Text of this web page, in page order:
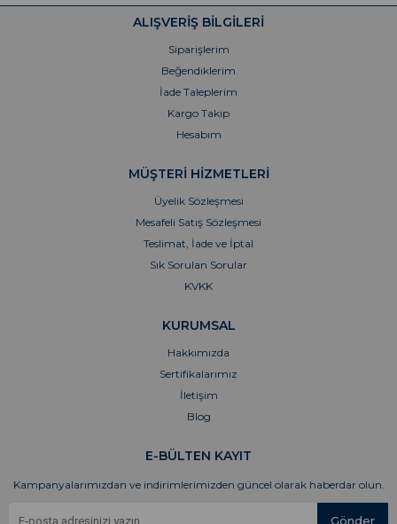
ALIŞVERİŞ BİLGİLERİ
Siparişlerim
Beğendiklerim
İade Taleplerim
Kargo Takip
Hesabım
MÜŞTERİ HİZMETLERİ
Üyelik Sözleşmesi
Mesafeli Satış Sözleşmesi
Teslimat, İade ve İptal
Sık Sorulan Sorular
KVKK
KURUMSAL
Hakkımızda
Sertifikalarımız
İletişim
Blog
E-BÜLTEN KAYIT
Kampanyalarımızdan ve indirimlerimizden güncel olarak haberdar olun.
Gönder